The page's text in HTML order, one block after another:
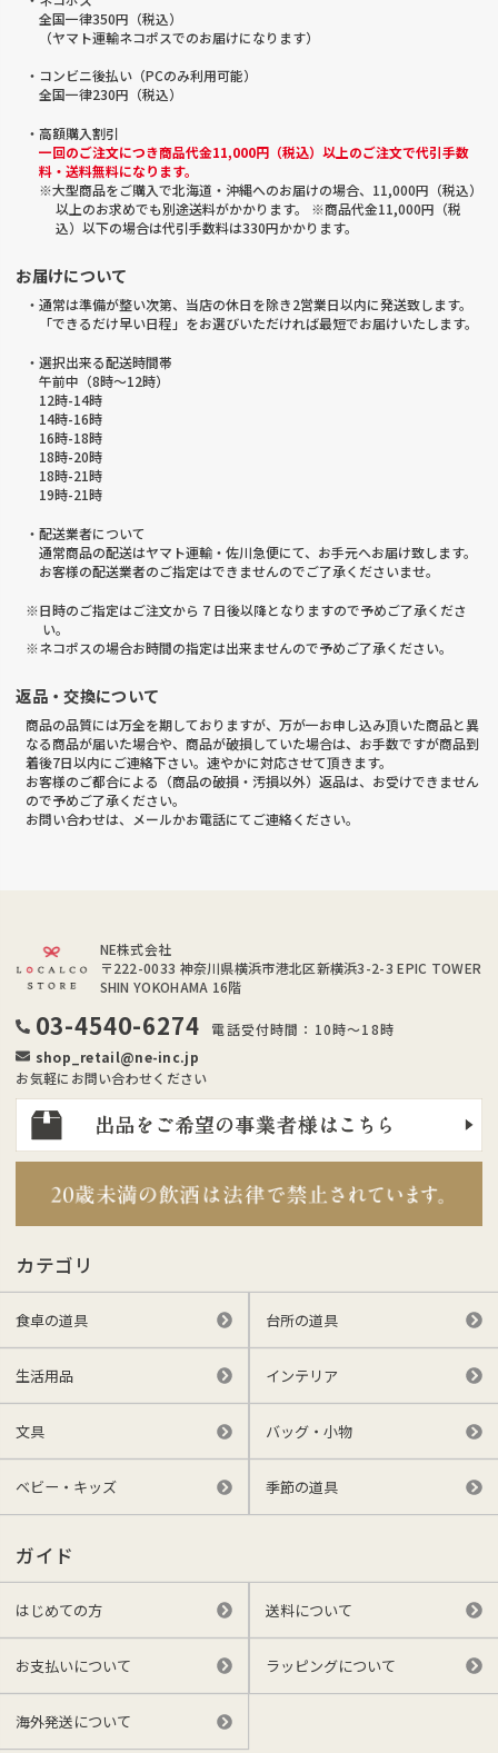
全国一律350円（税込）
（ヤマト運輸ネコポスでのお届けになります）
・コンビニ後払い（PCのみ利用可能）
全国一律230円（税込）
・高額購入割引
一回のご注文につき商品代金11,000円（税込）以上のご注文で代引手数
料・送料無料になります。
※大型商品をご購入で北海道・沖縄へのお届けの場合、11,000円（税込）
以上のお求めでも別途送料がかかります。 ※商品代金11,000円（税
込）以下の場合は代引手数料は330円かかります。
お届けについて
・通常は準備が整い次第、当店の休日を除き2営業日以内に発送致します。
「できるだけ早い日程」をお選びいただければ最短でお届けいたします。
・選択出来る配送時間帯
午前中（8時～12時）
12時-14時
14時-16時
16時-18時
18時-20時
18時-21時
19時-21時
・配送業者について
通常商品の配送はヤマト運輸・佐川急便にて、お手元へお届け致します。
お客様の配送業者のご指定はできませんのでご了承くださいませ。
※日時のご指定はご注文から 7 日後以降となりますので予めご了承くださ
い。
※ネコポスの場合お時間の指定は出来ませんので予めご了承ください。
返品・交換について
商品の品質には万全を期しておりますが、万が一お申し込み頂いた商品と異
なる商品が届いた場合や、商品が破損していた場合は、お手数ですが商品到
着後7日以内にご連絡下さい。速やかに対応させて頂きます。
お客様のご都合による（商品の破損・汚損以外）返品は、お受けできません
ので予めご了承ください。
お問い合わせは、メールかお電話にてご連絡ください。
NE株式会社
〒222-0033 神奈川県横浜市港北区新横浜3-2-3 EPIC TOWER
SHIN YOKOHAMA 16階
03-4540-6274
電話受付時間：10時～18時
shop_retail@ne-inc.jp
お気軽にお問い合わせください
カテゴリ
食卓の道具 台所の道具
生活用品 インテリア
文具 バッグ・小物
ベビー・キッズ 季節の道具
ガイド
はじめての方 送料について
お支払いについて ラッピングについて
海外発送について